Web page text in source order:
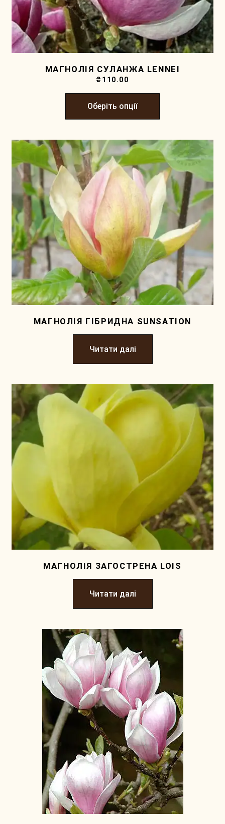
МАГНОЛІЯ СУЛАНЖА LENNEI
₴ 110.00
Оберіть опції
МАГНОЛІЯ ГІБРИДНА SUNSATION
Читати далі
МАГНОЛІЯ ЗАГОСТРЕНА LOIS
Читати далі